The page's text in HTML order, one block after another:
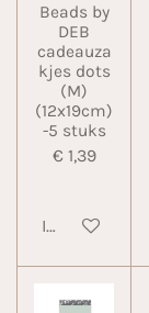
Beads by
DEB
cadeauza
kjes dots
(M)
(12x19cm)
-5 stuks
€ 1,39
In